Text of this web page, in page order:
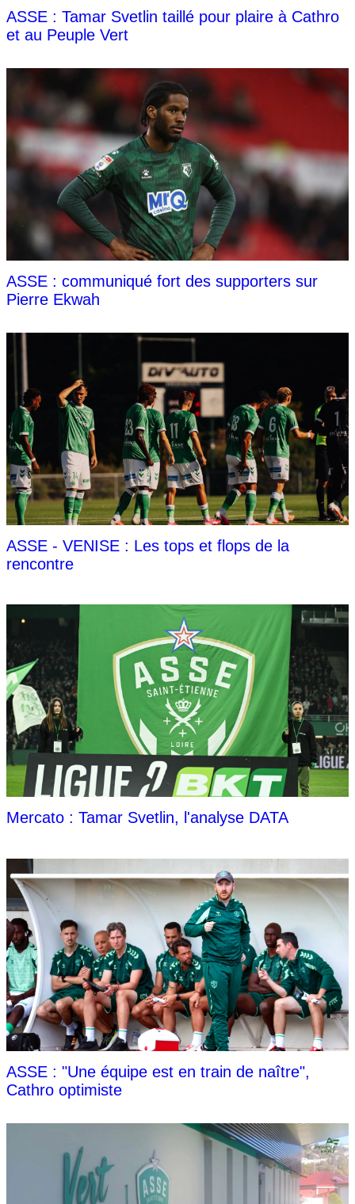
ASSE : Tamar Svetlin taillé pour plaire à Cathro
et au Peuple Vert
ASSE : communiqué fort des supporters sur
Pierre Ekwah
ASSE - VENISE : Les tops et flops de la
rencontre
Mercato : Tamar Svetlin, l'analyse DATA
ASSE : "Une équipe est en train de naître",
Cathro optimiste